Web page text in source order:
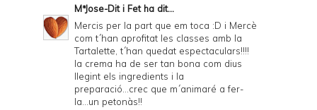
MªJose-Dit i Fetha dit...
Mercis per la part que em toca :D i Mercè
com t´han aprofitat les classes amb la
Tartalette, t´han quedat espectaculars!!!!
la crema ha de ser tan bona com dius
llegint els ingredients i la
preparació...crec que m´animaré a fer-
la...un petonàs!!